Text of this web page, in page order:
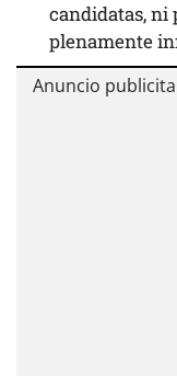
candidatas, ni
plenamente